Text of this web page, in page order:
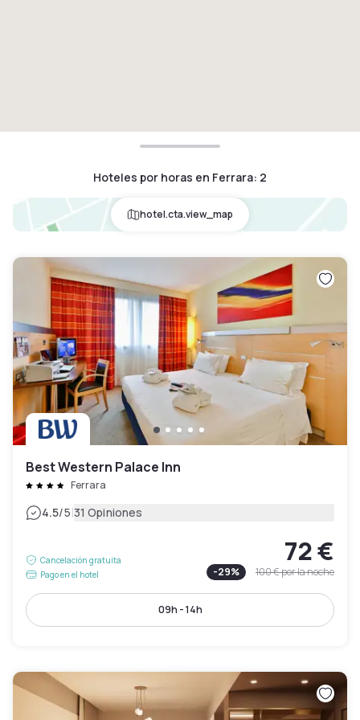
Hoteles por horas en Ferrara: 2
hotel.cta.view_map
Best Western Palace Inn
Ferrara
4.5/5|31 Opiniones
Cancelación gratuita
Pago en el hotel
72 €
-29% 100 €por la noche
09h - 14h